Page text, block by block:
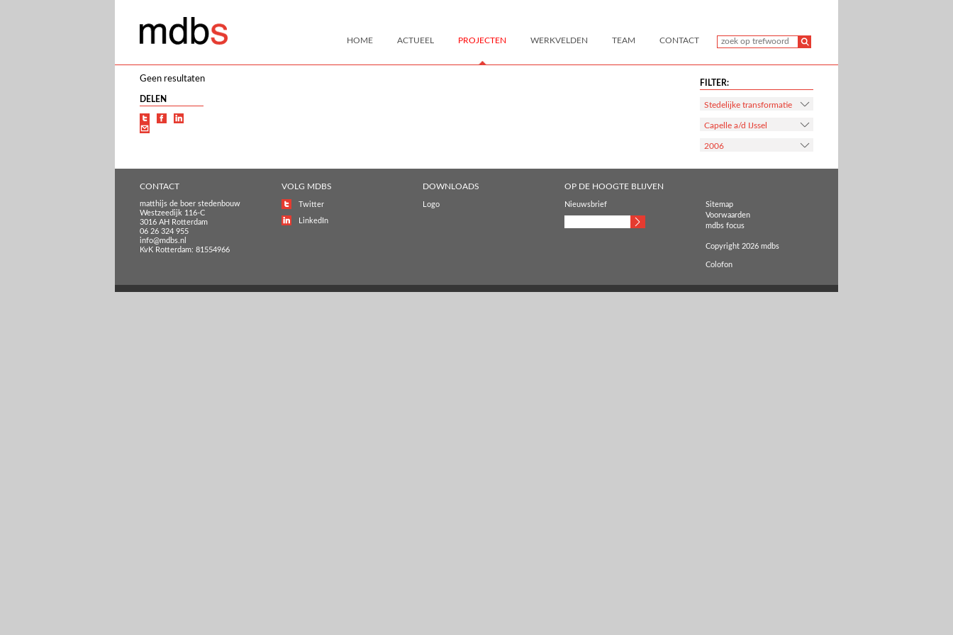
HOME ACTUEEL PROJECTEN WERKVELDEN TEAM CONTACT
Geen resultaten
DELEN
FILTER:
Stedelijke transformatie
Capelle a/d IJssel
2006
CONTACT
matthijs de boer stedenbouw
Westzeedijk 116-C
3016 AH Rotterdam
06 26 324 955
info@mdbs.nl
KvK Rotterdam: 81554966
VOLG MDBS
Twitter
LinkedIn
DOWNLOADS
Logo
OP DE HOOGTE BLIJVEN
Nieuwsbrief
Sitemap
Voorwaarden
mdbs focus
Copyright 2026 mdbs
Colofon